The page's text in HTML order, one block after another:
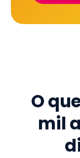
O
mil